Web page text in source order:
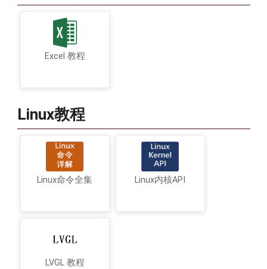
Excel 教程
Linux教程
Linux命令全集 Linux内核API
LVGL 教程